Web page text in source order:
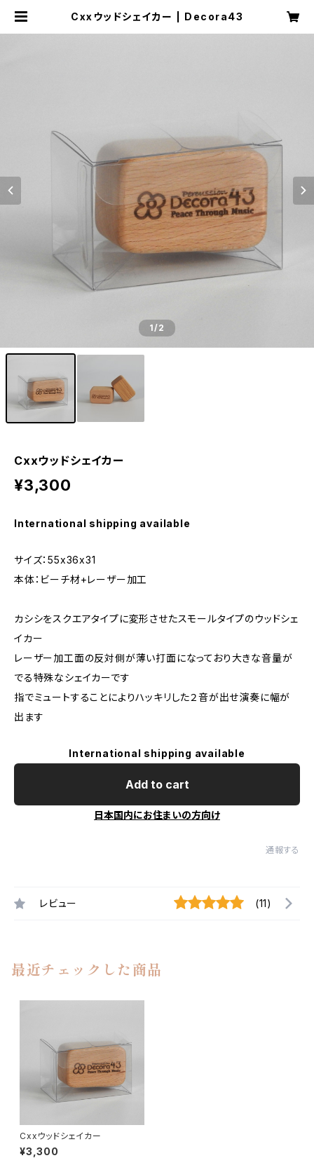
Cxxウッドシェイカー | Decora43
1/2
Cxxウッドシェイカー
¥3,300
International shipping available
サイズ：55x36x31
本体：ビーチ材+レーザー加工
カシシをスクエアタイプに変形させたスモールタイプのウッドシェ
イカー
レーザー加工面の反対側が薄い打面になっており大きな音量が
でる特殊なシェイカーです
指でミュートすることによりハッキリした２音が出せ演奏に幅が
出ます
International shipping available
Add to cart
日本国内にお住まいの方向け
通報する
レビュー (11)
最近チェックした商品
Cxxウッドシェイカー
¥3,300